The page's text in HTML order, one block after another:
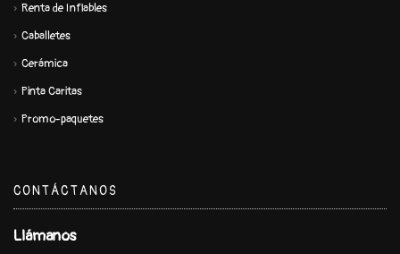
Renta de Inflables
Caballetes
Cerámica
Pinta Caritas
Promo-paquetes
CONTÁCTANOS
Llámanos